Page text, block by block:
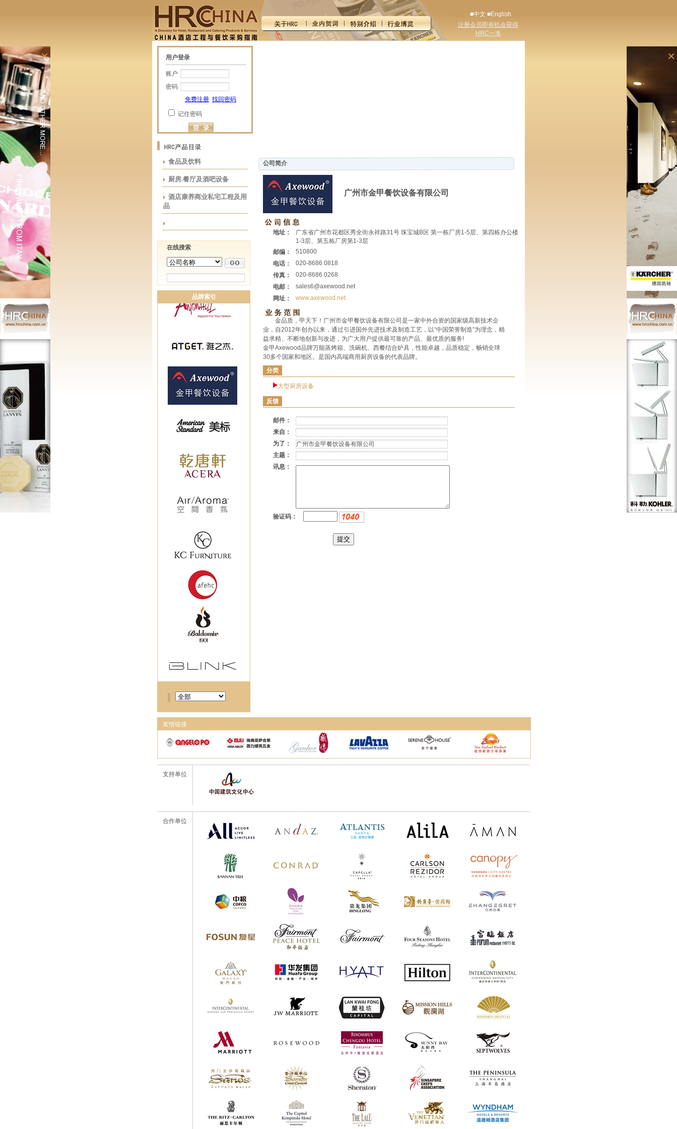
× ×
■中文 ■English
注册会员即有机会获得
HRC一本
用户登录
账户
密码
免费注册 找回密码
记住密码
食品及饮料
厨房.餐厅及酒吧设备
酒店康养商业私宅工程及用
品
在线搜索
品牌索引
公司简介
广州市金甲餐饮设备有限公司
地址：
广东省广州市花都区秀全街永祥路31号 珠宝城B区 第一栋厂房1-5层、第四栋办公楼
1-3层、第五栋厂房第1-3层
邮编：
510800
电话：
020-8686 0818
传真：
020-8686 0268
电邮：
sales6@axewood.net
网址：
www.axewood.net
金品质，甲天下！广州市金甲餐饮设备有限公司是一家中外合资的国家级高新技术企
业，自2012年创办以来，通过引进国外先进技术及制造工艺，以“中国荣誉制造”为理念，精
益求精、不断地创新与改进，为广大用户提供最可靠的产品、最优质的服务!
金甲Axewood品牌万能蒸烤箱、洗碗机、西餐结合炉具，性能卓越，品质稳定，畅销全球
30多个国家和地区。是国内高端商用厨房设备的代表品牌。
分类
大型厨房设备
反馈
邮件：
来自：
为了：
主题：
讯息：
验证码：
友情链接
支持单位
合作单位